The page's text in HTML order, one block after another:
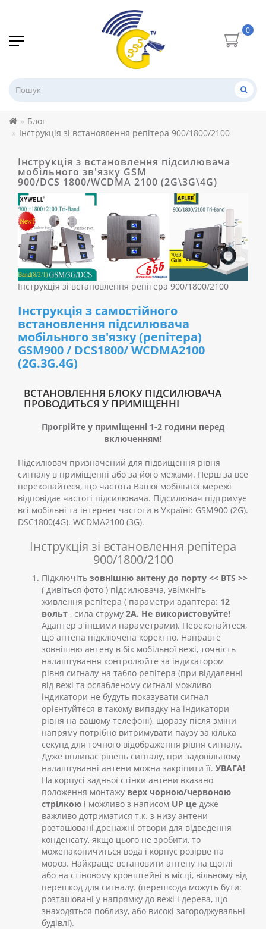
0
Блог
Інструкція зі встановлення репітера 900/1800/2100
Інструкція з встановлення підсилювача
мобільного зв'язку GSM
900/DCS 1800/WCDMA 2100 (2G\3G\4G)
Інструкція зі встановлення репітера 900/1800/2100
Інструкція з самостійного
встановлення підсилювача
мобільного зв'язку (репітера)
GSM900 / DCS1800/ WCDMA2100
(2G.3G.4G)
ВСТАНОВЛЕННЯ БЛОКУ ПІДСИЛЮВАЧА
ПРОВОДИТЬСЯ У ПРИМІЩЕННІ
Прогрійте у приміщенні 1-2 години перед
включенням!
Підсилювач призначений для підвищення рівня
сигналу в приміщенні або за його межами. Перш за все
переконайтеся, що частота Вашої мобільної мережі
відповідає частоті підсилювача. Підсилювач підтримує
всі мобільні та інтернет частоти в Україні: GSM900 (2G).
DSC1800(4G). WCDMA2100 (3G).
Інструкція зі встановлення репітера
900/1800/2100
Підключіть зовнішню антену до порту << BTS >>
( дивіться фото ) підсилювача, увімкніть
живлення репітера ( параметри адаптера: 12
вольт , сила струму 2А. Не використовуйте!
Адаптер з іншими параметрами). Переконайтеся,
що антена підключена коректно. Направте
зовнішню антену в бік мобільної вежі, точність
налаштування контролюйте за індикатором
рівня сигналу на табло репітера (при віддаленні
від вежі та ослабленому сигналі можливо
індикатори не будуть показувати сигнал
орієнтуйтеся в такому випадку на індикатори
рівня на вашому телефоні), щоразу після зміни
напряму потрібно витримувати паузу за кілька
секунд для точного відображення рівня сигналу.
Дуже впливає рівень сигналу, при задовільному
налаштуванні антени можна закріпити її. УВАГА!
На корпусі задньої стінки антени вказано
положення монтажу верх чорною/червоною
стрілкою і можливо з написом UP це дуже
важливо дотриматися т.к. з низу антени
розташовані дренажні отвори для відведення
конденсату, якщо цього не зробити, то
моженакопичиться вода і корпус розірве на
мороз. Найкраще встановити антену на щоглі
або на стіновому кронштейні в місці, вільному від
перешкод для сигналу. (перешкода можуть бути:
розташовані у напрямку до вежі і дерева, що
знаходяться поблизу, або високі загороджувальні
будівлі).